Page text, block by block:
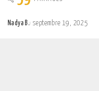
Posted
Nadya B. septembre 19, 2025